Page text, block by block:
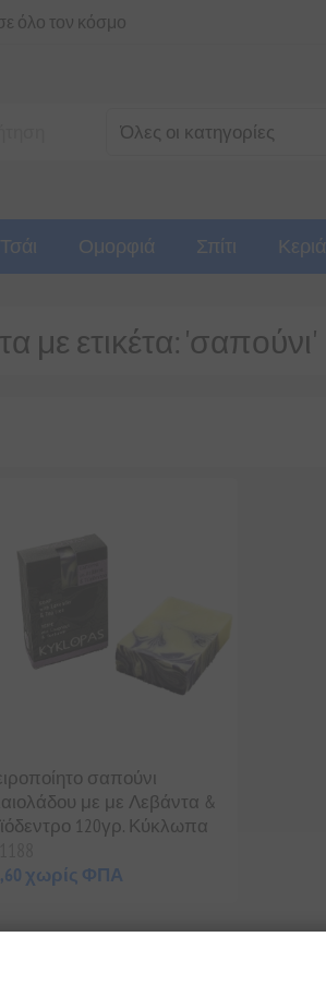
όλο τον κόσμο
Ομορφιά Σπίτι Κεριά
με ετικέτα: 'σαπούνι'
σαπούνι
με με Λεβάντα &
120γρ. Κύκλωπα
χωρίς ΦΠΑ